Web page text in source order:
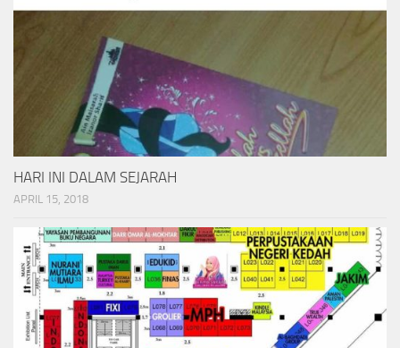
HARI INI DALAM SEJARAH
APRIL 15, 2018